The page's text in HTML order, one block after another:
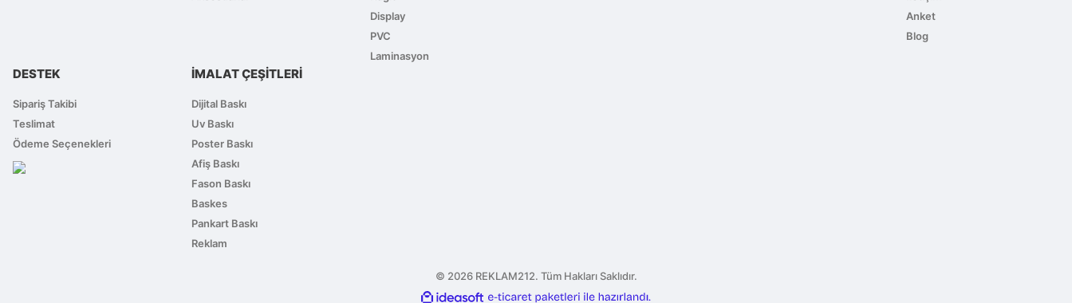
Display
PVC
Laminasyon
Anket
Blog
DESTEK
Sipariş Takibi
Teslimat
Ödeme Seçenekleri
İMALAT ÇEŞİTLERİ
Dijital Baskı
Uv Baskı
Poster Baskı
Afiş Baskı
Fason Baskı
Baskes
Pankart Baskı
Reklam
© 2026 REKLAM212. Tüm Hakları Saklıdır.
ideasoft e-